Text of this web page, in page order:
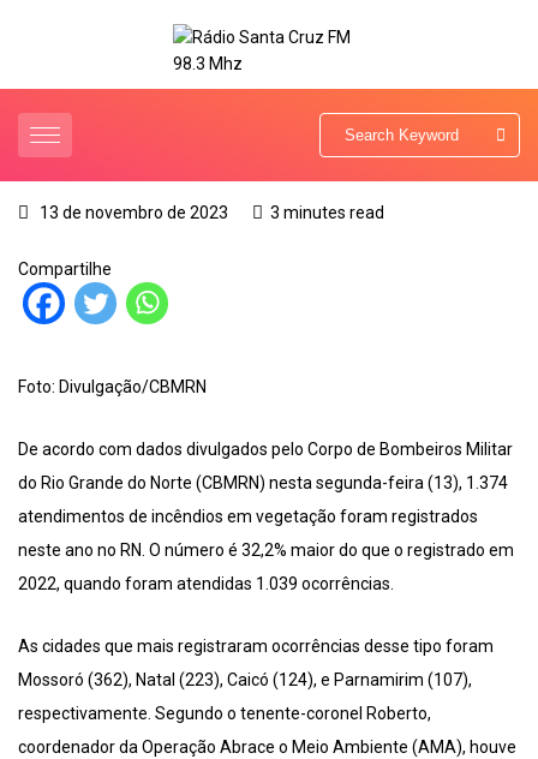
13 de novembro de 2023 3 minutes read
Compartilhe
Foto: Divulgação/CBMRN
De acordo com dados divulgados pelo Corpo de Bombeiros Militar
do Rio Grande do Norte (CBMRN) nesta segunda-feira (13), 1.374
atendimentos de incêndios em vegetação foram registrados
neste ano no RN. O número é 32,2% maior do que o registrado em
2022, quando foram atendidas 1.039 ocorrências.
As cidades que mais registraram ocorrências desse tipo foram
Mossoró (362), Natal (223), Caicó (124), e Parnamirim (107),
respectivamente. Segundo o tenente-coronel Roberto,
coordenador da Operação Abrace o Meio Ambiente (AMA), houve